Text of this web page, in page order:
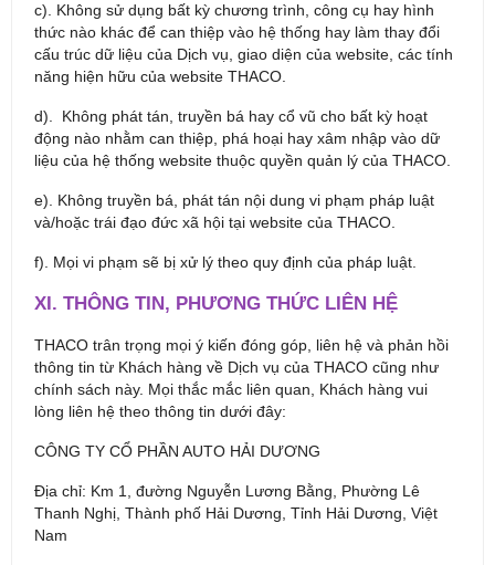
c). Không sử dụng bất kỳ chương trình, công cụ hay hình
thức nào khác để can thiệp vào hệ thống hay làm thay đổi
cấu trúc dữ liệu của Dịch vụ, giao diện của website, các tính
năng hiện hữu của website THACO.
d). Không phát tán, truyền bá hay cổ vũ cho bất kỳ hoạt
động nào nhằm can thiệp, phá hoại hay xâm nhập vào dữ
liệu của hệ thống website thuộc quyền quản lý của THACO.
e). Không truyền bá, phát tán nội dung vi phạm pháp luật
và/hoặc trái đạo đức xã hội tại website của THACO.
f). Mọi vi phạm sẽ bị xử lý theo quy định của pháp luật.
XI. THÔNG TIN, PHƯƠNG THỨC LIÊN HỆ
THACO trân trọng mọi ý kiến đóng góp, liên hệ và phản hồi
thông tin từ Khách hàng về Dịch vụ của THACO cũng như
chính sách này. Mọi thắc mắc liên quan, Khách hàng vui
lòng liên hệ theo thông tin dưới đây:
CÔNG TY CỔ PHẦN AUTO HẢI DƯƠNG
Địa chỉ: Km 1, đường Nguyễn Lương Bằng, Phường Lê
Thanh Nghị, Thành phố Hải Dương, Tỉnh Hải Dương, Việt
Nam